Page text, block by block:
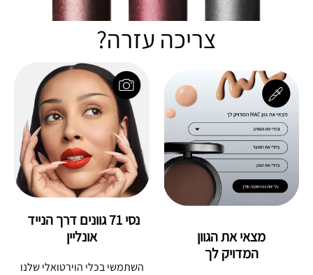
צריכה עזרה?
מצאי את הגוון
המדויק לך
אונליין
השתמשי בכלי הוירטואלי שלנו